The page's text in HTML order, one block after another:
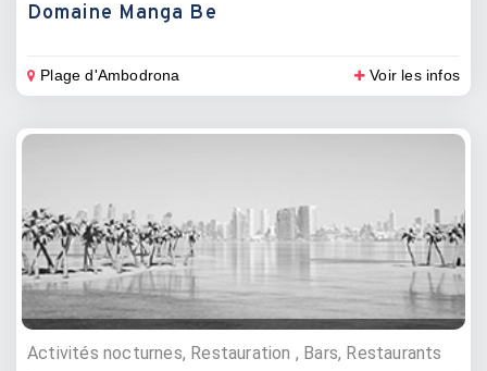
Domaine Manga Be
Plage d'Ambodrona Voir les infos
Activités nocturnes, Restauration , Bars, Restaurants